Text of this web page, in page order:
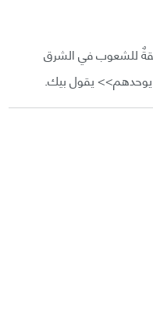
للشعوب في الشرق
يوحدهم>> يقول بيك.